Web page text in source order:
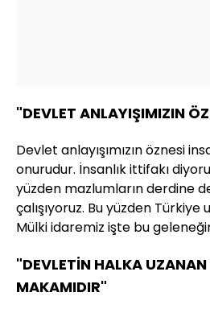
"DEVLET ANLAYIŞIMIZIN
Devlet anlayışımızın öznesi
onurudur. İnsanlık ittifakı
yüzden mazlumların derdine
çalışıyoruz. Bu yüzden Türkiye
Mülki idaremiz işte bu
"DEVLETİN HALKA UZANAN
MAKAMIDIR"